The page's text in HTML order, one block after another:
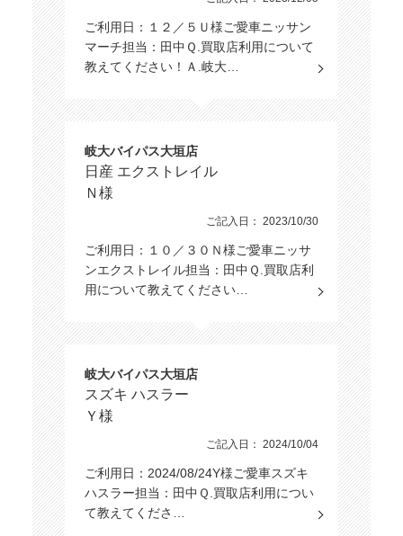
ご利用日：１２／５Ｕ様ご愛車ニッサン
マーチ担当：田中Ｑ.買取店利用について
教えてください！Ａ.岐大…
岐大バイパス大垣店
日産 エクストレイル
Ｎ様
ご記入日： 2023/10/30
ご利用日：１０／３０Ｎ様ご愛車ニッサ
ンエクストレイル担当：田中Ｑ.買取店利
用について教えてください…
岐大バイパス大垣店
スズキ ハスラー
Ｙ様
ご記入日： 2024/10/04
ご利用日：2024/08/24Y様ご愛車スズキ
ハスラー担当：田中Ｑ.買取店利用につい
て教えてくださ…